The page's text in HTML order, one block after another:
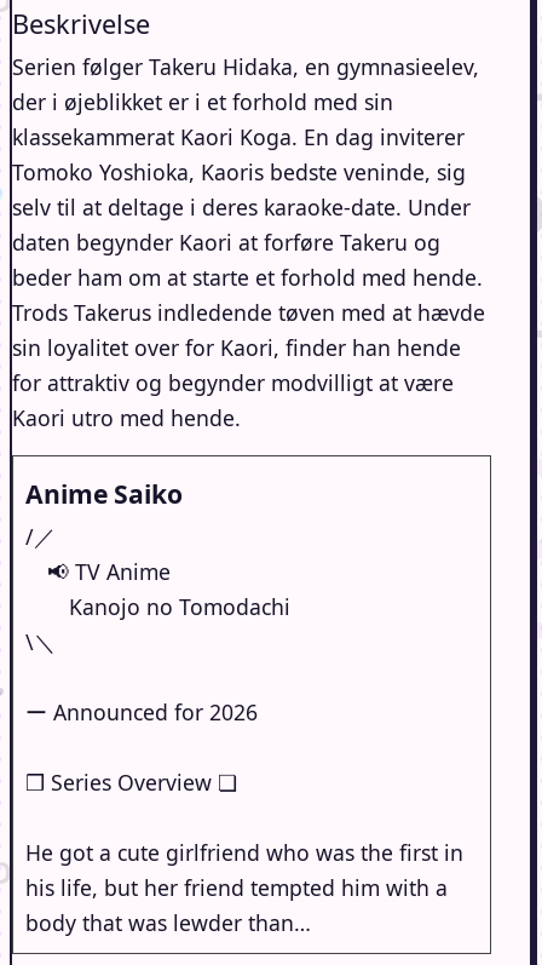
Beskrivelse
Serien følger Takeru Hidaka, en gymnasieelev,
der i øjeblikket er i et forhold med sin
klassekammerat Kaori Koga. En dag inviterer
Tomoko Yoshioka, Kaoris bedste veninde, sig
selv til at deltage i deres karaoke-date. Under
daten begynder Kaori at forføre Takeru og
beder ham om at starte et forhold med hende.
Trods Takerus indledende tøven med at hævde
sin loyalitet over for Kaori, finder han hende
for attraktiv og begynder modvilligt at være
Kaori utro med hende.
Anime Saiko
/／
📢 TV Anime
Kanojo no Tomodachi
\＼
ー Announced for 2026
❒ Series Overview ❏
He got a cute girlfriend who was the first in
his life, but her friend tempted him with a
body that was lewder than…